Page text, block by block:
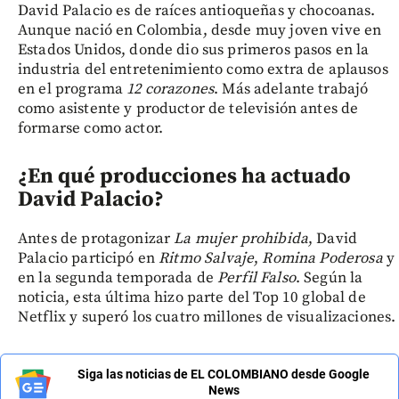
David Palacio es de raíces antioqueñas y chocoanas.
Aunque nació en Colombia, desde muy joven vive en
Estados Unidos, donde dio sus primeros pasos en la
industria del entretenimiento como extra de aplausos
en el programa 12 corazones. Más adelante trabajó
como asistente y productor de televisión antes de
formarse como actor.
¿En qué producciones ha actuado
David Palacio?
Antes de protagonizarLa mujer prohibida, David
Palacio participó enRitmo Salvaje,Romina Poderosay
en la segunda temporada dePerfil Falso. Según la
noticia, esta última hizo parte del Top 10 global de
Netflix y superó los cuatro millones de visualizaciones.
Siga las noticias de EL COLOMBIANO desde Google
News